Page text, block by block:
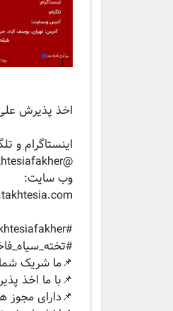
اخذ پذيرش علی
اينستاگرام و
‏@takhtesiafakher
وب سايت:
‏#takhtesiafakher
📌ما شریک
📌با ما اخذ
📌دارای مجوز